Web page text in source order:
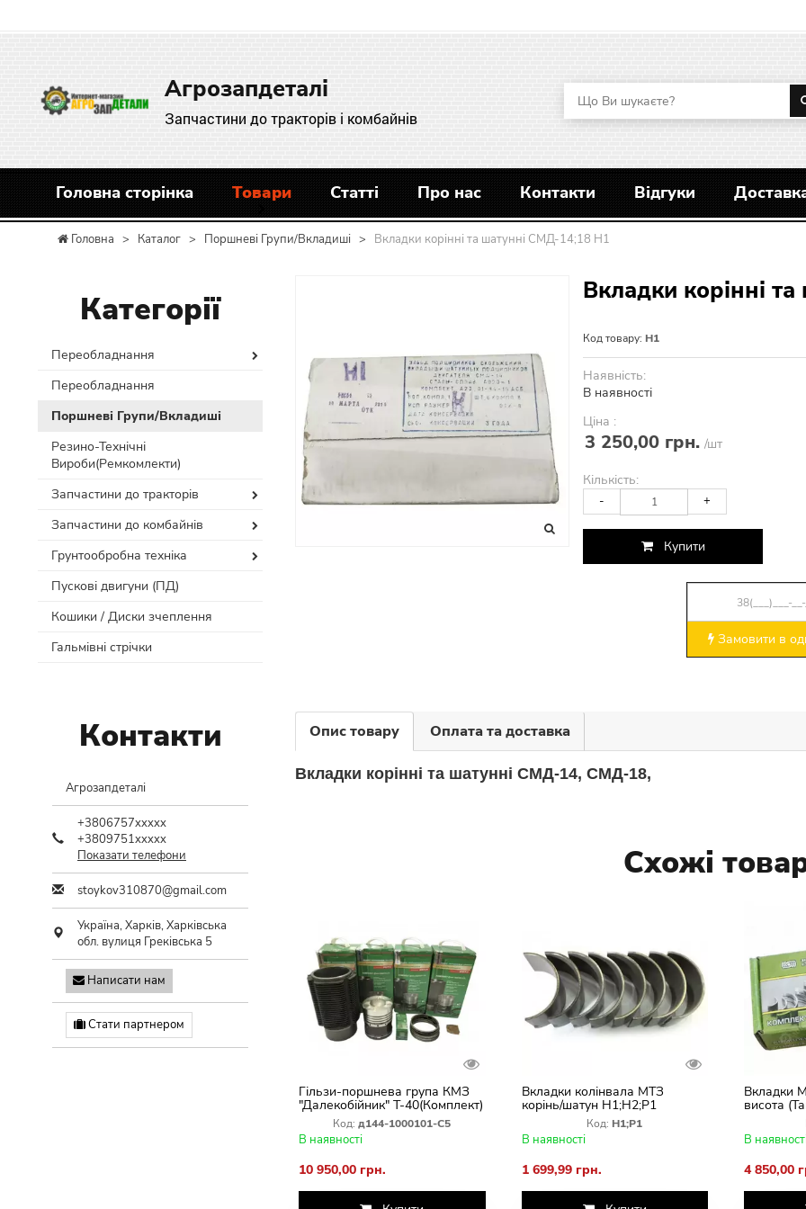
Агрозапдеталі
Запчастини до тракторів і комбайнів
Головна сторінка Товари Статті Про нас Контакти Відгуки
Головна > Каталог > Поршневі Групи/Вкладиші > Вкладки корінні та шатунні СМД-14;18 Н1
Вкладки корінні
Код товару: Н1
Наявність:
В наявності
Ціна :
3 250,00 грн. /шт
Кількість:
- +
Купити
Замовити в
Опис товару Оплата та доставка
Вкладки корінні та шатунні СМД-14, СМД-18,
Схожі
Гільзи-поршнева група КМЗ
"Далекобійник" Т-40(Комплект)
Код: д144-1000101-С5
В наявності
10 950,00 грн.
Вкладки колінвала МТЗ
корінь/шатун Н1;Н2;Р1
(Комплект) Тамбів
Код: Н1;Р1
В наявності
1 699,99 грн.
Вкладки
висота
В
4 850,00
Категорії
Переобладнання
Переобладнання
Поршневі Групи/Вкладиші
Резино-Технічні
Вироби(Ремкомлекти)
Запчастини до тракторів
Запчастини до комбайнів
Грунтообробна техніка
Пускові двигуни (ПД)
Кошики / Диски зчеплення
Гальмівні стрічки
Контакти
Агрозапдеталі
+3806757xxxxx
+3809751xxxxx
Показати телефони
stoykov310870@gmail.com
Україна,Харків,Харківська
обл. вулиця Греківська 5
Написати нам
Стати партнером